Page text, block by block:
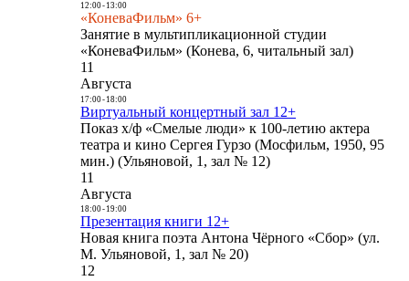
12:00- 13:00
«КоневаФильм» 6+
Занятие в мультипликационной студии
«КоневаФильм» (Конева, 6, читальный зал)
11
Августа
17:00- 18:00
Виртуальный концертный зал 12+
Показ х/ф «Смелые люди» к 100-летию актера
театра и кино Сергея Гурзо (Мосфильм, 1950, 95
мин.) (Ульяновой, 1, зал № 12)
11
Августа
18:00- 19:00
Презентация книги 12+
Новая книга поэта Антона Чёрного «Сбор» (ул.
М. Ульяновой, 1, зал № 20)
12